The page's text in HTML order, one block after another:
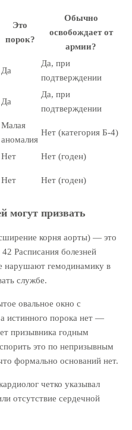
Это
порок?
Обычно
освобождает от
армии?
Да
Да, при
подтверждении
Да
Да, при
подтверждении
Малая
аномалия
Нет (категория Б-4)
Нет
Нет (годен)
Нет Нет (годен)
могут призвать
корня аорты) — это
Расписания болезней
нарушают гемодинамику в
службе.
овальное окно с
истинного порока нет —
призывника годным
это по непризывным
формально оснований нет.
четко указывал
отсутствие сердечной